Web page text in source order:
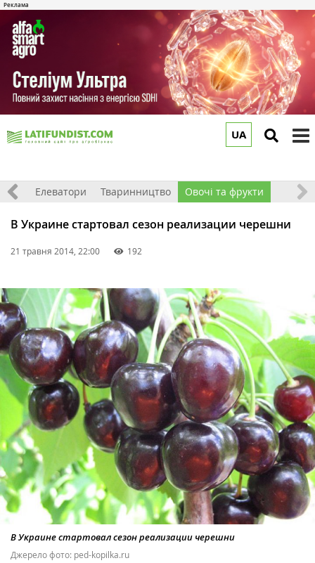
UA
Елеватори Тваринництво Овочі та фрукти
В Украине стартовал сезон реализации черешни
21 травня 2014, 22:00 192
В Украине стартовал сезон реализации черешни
Джерело фото: ped-kopilka.ru